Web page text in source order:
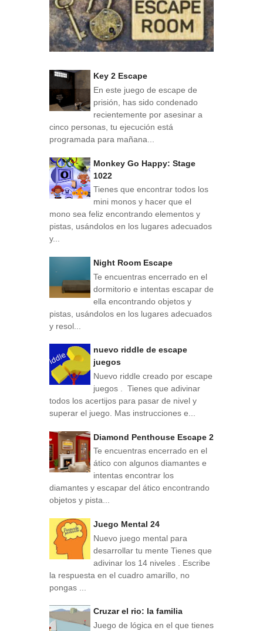
Key 2 Escape
En este juego de escape de
prisión, has sido condenado
recientemente por asesinar a
cinco personas, tu ejecución está
programada para mañana...
Monkey Go Happy: Stage
1022
Tienes que encontrar todos los
mini monos y hacer que el
mono sea feliz encontrando elementos y
pistas, usándolos en los lugares adecuados
y...
Night Room Escape
Te encuentras encerrado en el
dormitorio e intentas escapar de
ella encontrando objetos y
pistas, usándolos en los lugares adecuados
y resol...
nuevo riddle de escape
juegos
Nuevo riddle creado por escape
juegos . Tienes que adivinar
todos los acertijos para pasar de nivel y
superar el juego. Mas instrucciones e...
Diamond Penthouse Escape 2
Te encuentras encerrado en el
ático con algunos diamantes e
intentas encontrar los
diamantes y escapar del ático encontrando
objetos y pista...
Juego Mental 24
Nuevo juego mental para
desarrollar tu mente Tienes que
adivinar los 14 niveles . Escribe
la respuesta en el cuadro amarillo, no
pongas ...
Cruzar el rio: la familia
Juego de lógica en el que tienes